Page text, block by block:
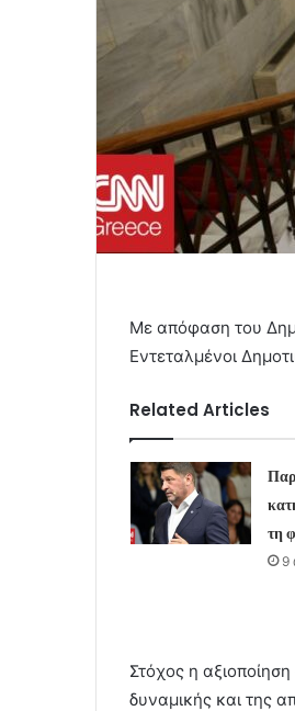
Με απόφαση του
Εντεταλμένοι
Related Articles
τη
9
Στόχος η
δυναμικής και της